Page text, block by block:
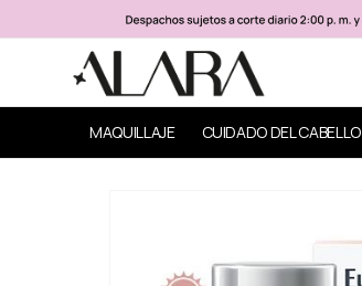
MAQUILLAJE CUIDADO DEL CABELLO